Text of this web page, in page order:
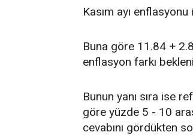
Kasım ayı
Buna göre 11.84 +
enflasyon farkı
Bunun yanı sıra ise
göre yüzde 5 - 10
cevabını gördükten